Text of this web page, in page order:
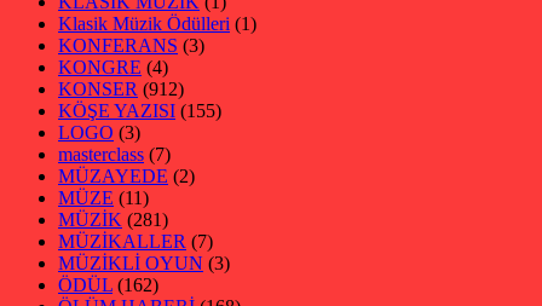
Klasik Müzik Ödülleri (1)
KONFERANS (3)
KONGRE (4)
KONSER (912)
KÖŞE YAZISI (155)
LOGO (3)
masterclass (7)
MÜZAYEDE (2)
MÜZE (11)
MÜZİK (281)
MÜZİKALLER (7)
MÜZİKLİ OYUN (3)
ÖDÜL (162)